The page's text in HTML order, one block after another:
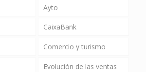
Ayto
CaixaBank
Comercio y turismo
Evolución de las ventas